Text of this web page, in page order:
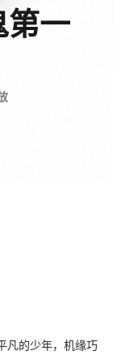
第一
的少年，机缘巧